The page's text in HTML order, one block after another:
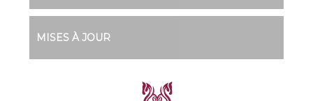
MISES À JOUR